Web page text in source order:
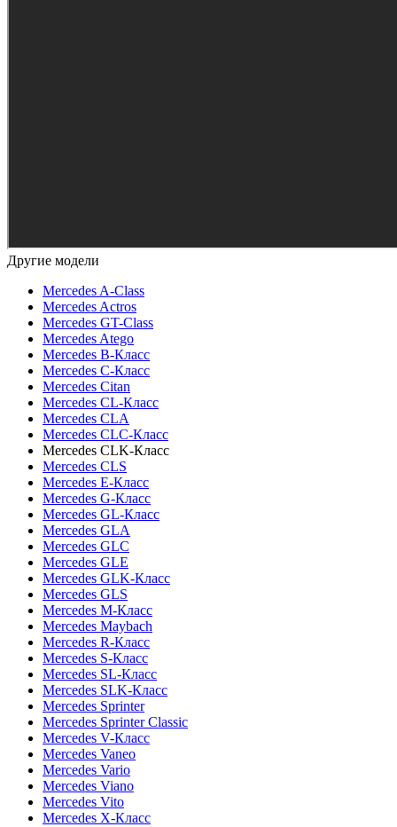
Другие модели
Mercedes A-Class
Mercedes Actros
Mercedes GT-Class
Mercedes Atego
Mercedes B-Класс
Mercedes C-Класс
Mercedes Citan
Mercedes CL-Класс
Mercedes CLA
Mercedes CLC-Класс
Mercedes CLK-Класс
Mercedes CLS
Mercedes E-Класс
Mercedes G-Класс
Mercedes GL-Класс
Mercedes GLA
Mercedes GLC
Mercedes GLE
Mercedes GLK-Класс
Mercedes GLS
Mercedes M-Класс
Mercedes Maybach
Mercedes R-Класс
Mercedes S-Класс
Mercedes SL-Класс
Mercedes SLK-Класс
Mercedes Sprinter
Mercedes Sprinter Classic
Mercedes V-Класс
Mercedes Vaneo
Mercedes Vario
Mercedes Viano
Mercedes Vito
Mercedes X-Класс